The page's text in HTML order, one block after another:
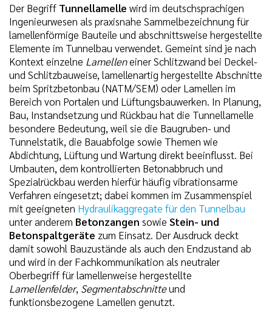
Der Begriff Tunnellamelle wird im deutschsprachigen
Ingenieurwesen als praxisnahe Sammelbezeichnung für
lamellenförmige Bauteile und abschnittsweise hergestellte
Elemente im Tunnelbau verwendet. Gemeint sind je nach
Kontext einzelne Lamelleneiner Schlitzwand bei Deckel-
und Schlitzbauweise, lamellenartig hergestellte Abschnitte
beim Spritzbetonbau (NATM/SEM) oder Lamellen im
Bereich von Portalen und Lüftungsbauwerken. In Planung,
Bau, Instandsetzung und Rückbau hat die Tunnellamelle
besondere Bedeutung, weil sie die Baugruben- und
Tunnelstatik, die Bauabfolge sowie Themen wie
Abdichtung, Lüftung und Wartung direkt beeinflusst. Bei
Umbauten, dem kontrollierten Betonabbruch und
Spezialrückbau werden hierfür häufig vibrationsarme
Verfahren eingesetzt; dabei kommen im Zusammenspiel
mit geeigneten Hydraulikaggregate für den Tunnelbau
unter anderem Betonzangen sowie Stein- und
Betonspaltgeräte zum Einsatz. Der Ausdruck deckt
damit sowohl Bauzustände als auch den Endzustand ab
und wird in der Fachkommunikation als neutraler
Oberbegriff für lamellenweise hergestellte
Lamellenfelder, Segmentabschnitteund
funktionsbezogene Lamellen genutzt.